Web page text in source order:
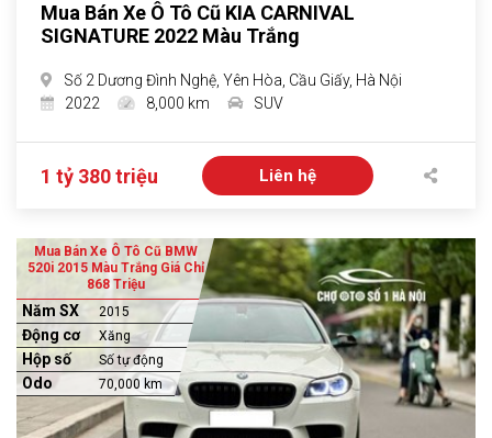
Mua Bán Xe Ô Tô Cũ KIA CARNIVAL
SIGNATURE 2022 Màu Trắng
Số 2 Dương Đình Nghệ, Yên Hòa, Cầu Giấy, Hà Nội
2022
8,000 km SUV
1 tỷ 380 triệu Liên hệ
Mua Bán Xe Ô Tô Cũ BMW
520i 2015 Màu Trắng Giá Chỉ
868 Triệu
Năm SX 2015
Động cơ Xăng
Hộp số Số tự động
Odo 70,000 km